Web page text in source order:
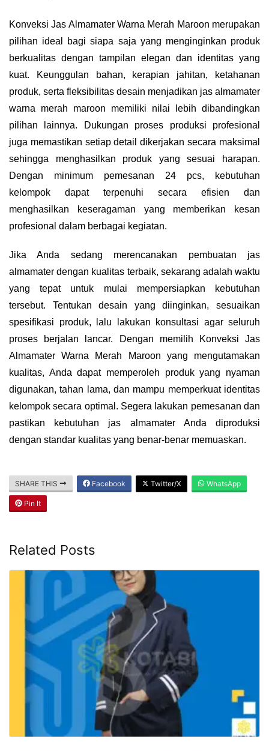
Konveksi Jas Almamater Warna Merah Maroon merupakan
pilihan ideal bagi siapa saja yang menginginkan produk
berkualitas dengan tampilan elegan dan identitas yang
kuat. Keunggulan bahan, kerapian jahitan, ketahanan
produk, serta fleksibilitas desain menjadikan jas almamater
warna merah maroon memiliki nilai lebih dibandingkan
pilihan lainnya. Dukungan proses produksi profesional
juga memastikan setiap detail dikerjakan secara maksimal
sehingga menghasilkan produk yang sesuai harapan.
Dengan minimum pemesanan 24 pcs, kebutuhan
kelompok dapat terpenuhi secara efisien dan
menghasilkan keseragaman yang memberikan kesan
profesional dalam berbagai kegiatan.
Jika Anda sedang merencanakan pembuatan jas
almamater dengan kualitas terbaik, sekarang adalah waktu
yang tepat untuk mulai mempersiapkan kebutuhan
tersebut. Tentukan desain yang diinginkan, sesuaikan
spesifikasi produk, lalu lakukan konsultasi agar seluruh
proses berjalan lancar. Dengan memilih Konveksi Jas
Almamater Warna Merah Maroon yang mengutamakan
kualitas, Anda dapat memperoleh produk yang nyaman
digunakan, tahan lama, dan mampu memperkuat identitas
kelompok secara optimal. Segera lakukan pemesanan dan
pastikan kebutuhan jas almamater Anda diproduksi
dengan standar kualitas yang benar-benar memuaskan.
SHARE THIS Facebook Twitter/X WhatsApp
Pin It
Related Posts